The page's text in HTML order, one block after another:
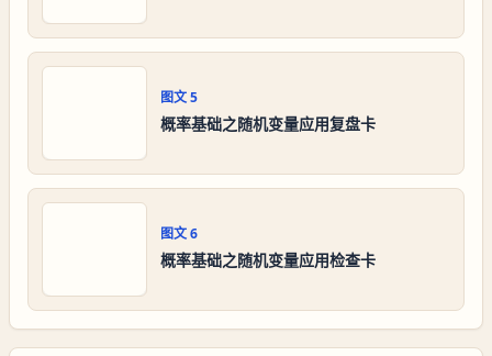
图文5
概率基础之随机变量应用复盘卡
图文6
概率基础之随机变量应用检查卡